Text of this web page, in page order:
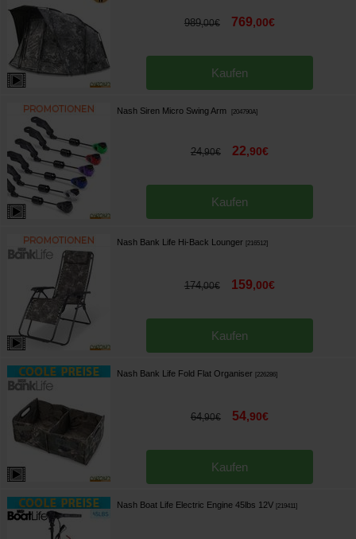
989,00€ 769,00€
Kaufen
Nash Siren Micro Swing Arm 204790A]
24,90€ 22,90€
Kaufen
Nash Bank Life Hi-Back Lounger 216512]
174,00€ 159,00€
Kaufen
Nash Bank Life Fold Flat Organiser 226286]
64,90€ 54,90€
Kaufen
Nash Boat Life Electric Engine 45lbs 12V 219411]